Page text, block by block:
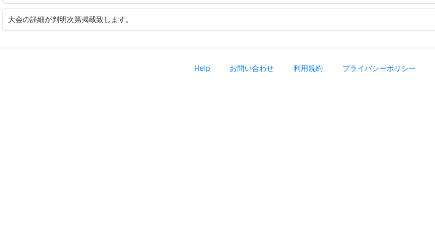
大会の詳細が判明次第掲載致します。
Help お問い合わせ 利用規約 プライバシーポリシー